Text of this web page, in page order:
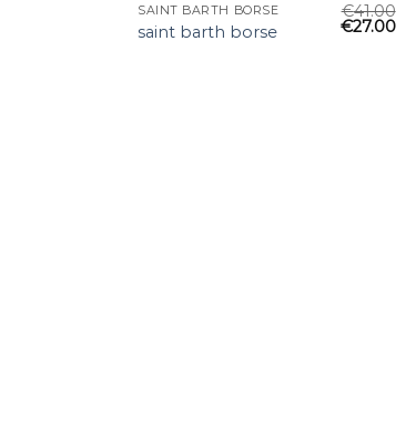
SAINT BARTH BORSE
saint barth borse
€41.00
€27.00